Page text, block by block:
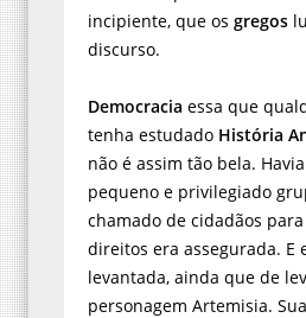
incipiente, que os gregos
discurso.
Democracia essa que
tenha estudado História
não é assim tão bela.
pequeno e privilegiado
chamado de cidadãos
direitos era assegurada. E
levantada, ainda que de
personagem Artemisia.